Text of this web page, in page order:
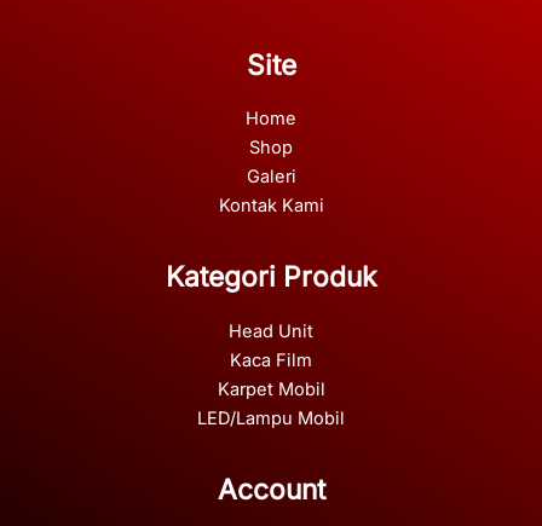
Site
Home
Shop
Galeri
Kontak Kami
Kategori Produk
Head Unit
Kaca Film
Karpet Mobil
LED/Lampu Mobil
Account